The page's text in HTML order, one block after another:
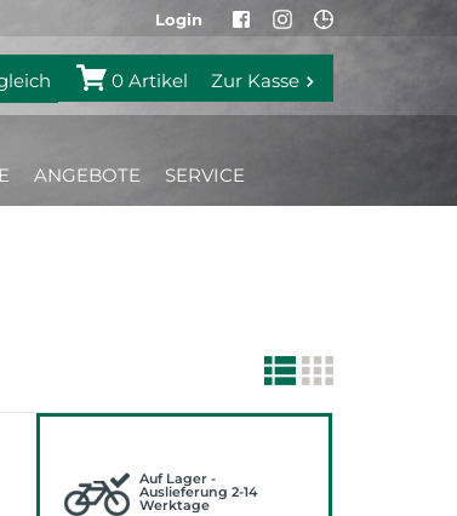
Login
0 Artikel Zur Kasse
ANGEBOTE SERVICE
Auf Lager -
Auslieferung 2-14
Werktage